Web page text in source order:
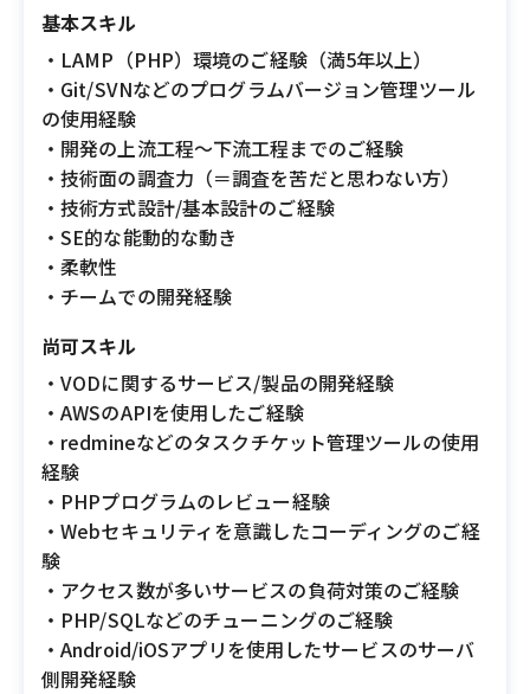
基本スキル
・LAMP（PHP）環境のご経験（満5年以上）
・Git/SVNなどのプログラムバージョン管理ツール
の使用経験
・開発の上流工程〜下流工程までのご経験
・技術面の調査力（＝調査を苦だと思わない方）
・技術方式設計/基本設計のご経験
・SE的な能動的な動き
・柔軟性
・チームでの開発経験
尚可スキル
・VODに関するサービス/製品の開発経験
・AWSのAPIを使用したご経験
・redmineなどのタスクチケット管理ツールの使用
経験
・PHPプログラムのレビュー経験
・Webセキュリティを意識したコーディングのご経
験
・アクセス数が多いサービスの負荷対策のご経験
・PHP/SQLなどのチューニングのご経験
・Android/iOSアプリを使用したサービスのサーバ
側開発経験